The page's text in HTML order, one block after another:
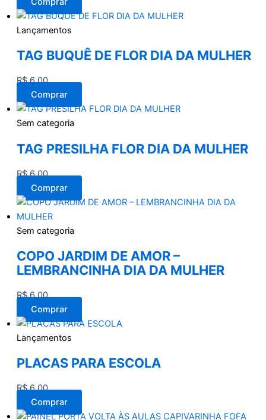
Lançamentos
TAG BUQUÊ DE FLOR DIA DA MULHER
R$6,00
Comprar
Sem categoria
TAG PRESILHA FLOR DIA DA MULHER
R$6,00
Comprar
Sem categoria
COPO JARDIM DE AMOR –
LEMBRANCINHA DIA DA MULHER
R$6,00
Comprar
Lançamentos
PLACAS PARA ESCOLA
R$6,00
Comprar